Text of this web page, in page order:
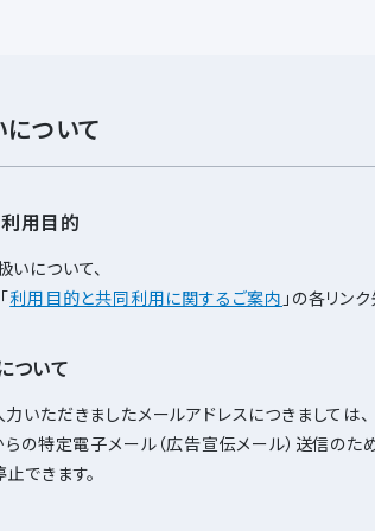
ついて
用目的
について、
利用目的と共同利用に関するご案内 」の各リン
ついて
いただきましたメールアドレスにつきましては、
らの特定電子メール（広告宣伝メール）送信のた
できます。